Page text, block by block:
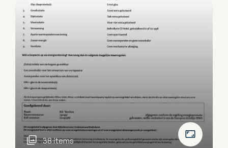
38 items